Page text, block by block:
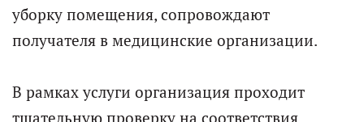
уборку помещения, сопровождают
получателя в медицинские организации.
В рамках услуги организация проходит
тщательную проверку на соответствия